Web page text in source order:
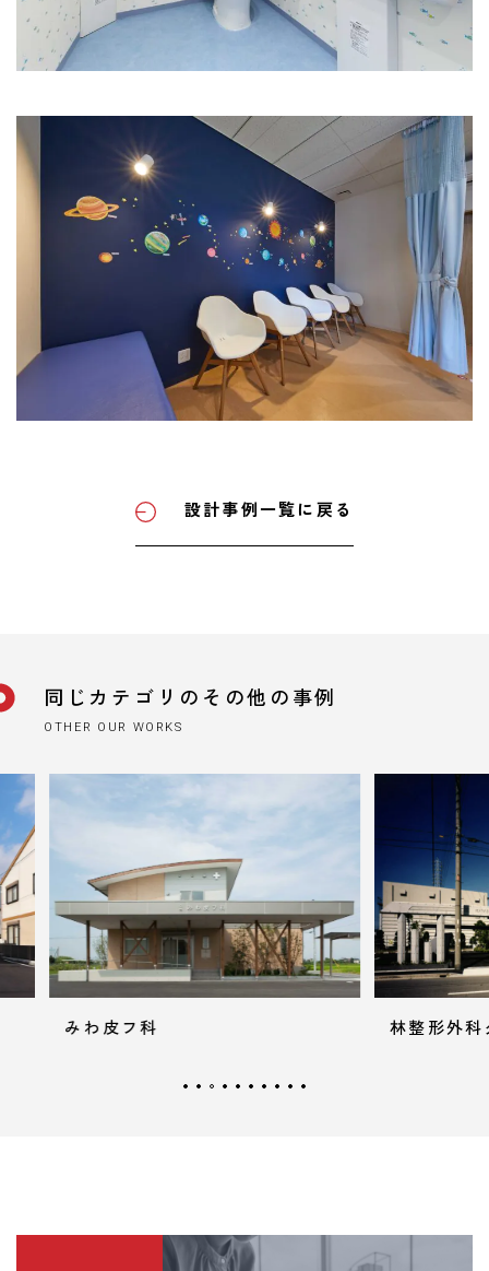
設計事例一覧に戻る
同じカテゴリのその他の事例
OTHER OUR WORKS
林整形外科クリニック 石川